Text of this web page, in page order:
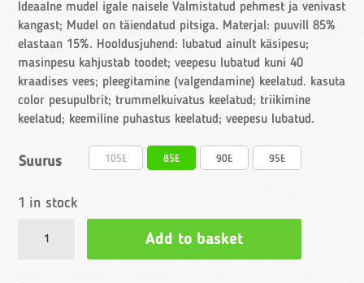
Ideaalne mudel igale naisele Valmistatud pehmest ja venivast
kangast; Mudel on täiendatud pitsiga. Materjal: puuvill 85%
elastaan 15%. Hooldusjuhend: lubatud ainult käsipesu;
masinpesu kahjustab toodet; veepesu lubatud kuni 40
kraadises vees; pleegitamine (valgendamine) keelatud. kasuta
color pesupulbrit; trummelkuivatus keelatud; triikimine
keelatud; keemiline puhastus keelatud; veepesu lubatud.
Suurus 105E 85E 90E 95E
1 in stock
Naiste
rinnahoidja
Add to basket